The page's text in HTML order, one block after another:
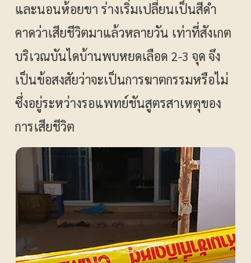
และนอนห้อยขา ร่างเริ่มเปลี่ยนเป็นสีดำ
คาดว่าเสียชีวิตมาแล้วหลายวัน เท่าที่สังเกต
บริเวณบันไดบ้านพบหยดเลือด 2-3 จุด จึง
เป็นข้อสงสัยว่าจะเป็นการฆาตกรรมหรือไม่
ซึ่งอยู่ระหว่างรอแพทย์ชันสูตรสาเหตุของ
การเสียชีวิต